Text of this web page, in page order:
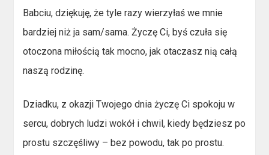
Babciu, dziękuję, że tyle razy wierzyłaś we mnie
bardziej niż ja sam/sama. Życzę Ci, byś czuła się
otoczona miłością tak mocno, jak otaczasz nią całą
naszą rodzinę.
Dziadku, z okazji Twojego dnia życzę Ci spokoju w
sercu, dobrych ludzi wokół i chwil, kiedy będziesz po
prostu szczęśliwy – bez powodu, tak po prostu.